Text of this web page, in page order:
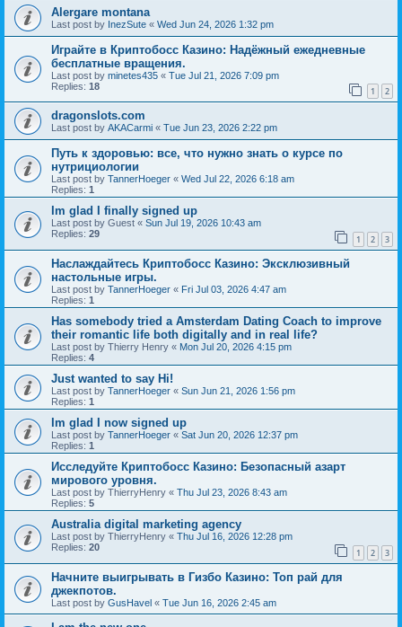
Alergare montana
Last post by InezSute « Wed Jun 24, 2026 1:32 pm
Играйте в Криптобосс Казино: Надёжный ежедневные
бесплатные вращения.
Last post by minetes435 « Tue Jul 21, 2026 7:09 pm
Replies: 18 1 2
dragonslots.com
Last post by AKACarmi « Tue Jun 23, 2026 2:22 pm
Путь к здоровью: все, что нужно знать о курсе по
нутрициологии
Last post by TannerHoeger « Wed Jul 22, 2026 6:18 am
Replies: 1
Im glad I finally signed up
Last post by Guest « Sun Jul 19, 2026 10:43 am
Replies: 29 1 2 3
Наслаждайтесь Криптобосс Казино: Эксклюзивный
настольные игры.
Last post by TannerHoeger « Fri Jul 03, 2026 4:47 am
Replies: 1
Has somebody tried a Amsterdam Dating Coach to improve
their romantic life both digitally and in real life?
Last post by Thierry Henry « Mon Jul 20, 2026 4:15 pm
Replies: 4
Just wanted to say Hi!
Last post by TannerHoeger « Sun Jun 21, 2026 1:56 pm
Replies: 1
Im glad I now signed up
Last post by TannerHoeger « Sat Jun 20, 2026 12:37 pm
Replies: 1
Исследуйте Криптобосс Казино: Безопасный азарт
мирового уровня.
Last post by ThierryHenry « Thu Jul 23, 2026 8:43 am
Replies: 5
Australia digital marketing agency
Last post by ThierryHenry « Thu Jul 16, 2026 12:28 pm
Replies: 20 1 2 3
Начните выигрывать в Гизбо Казино: Топ рай для
джекпотов.
Last post by GusHavel « Tue Jun 16, 2026 2:45 am